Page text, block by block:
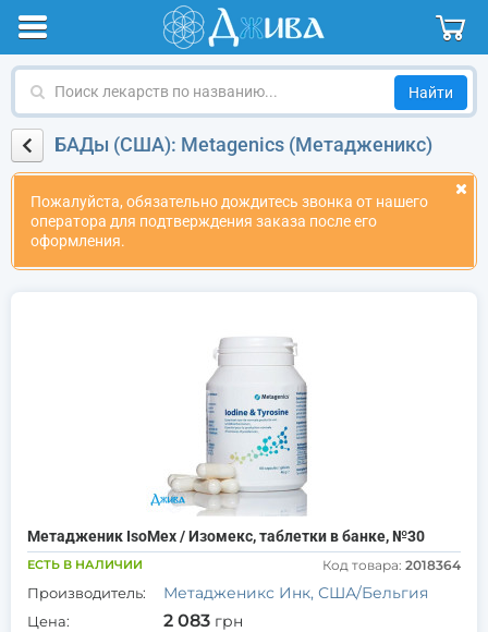
Поиск
по
названиюБАДы (США): Metagenics (Метадженикс)
Пожалуйста, обязательно дождитесь звонка от нашего
оператора для подтверждения заказа после его
оформления.
Метадженик IsoMex / Изомекс, таблетки в банке, №30
ЕСТЬ В НАЛИЧИИ Код товара: 2018364
Производитель: Метадженикс Инк, США/Бельгия
Цена: 2 083 грн